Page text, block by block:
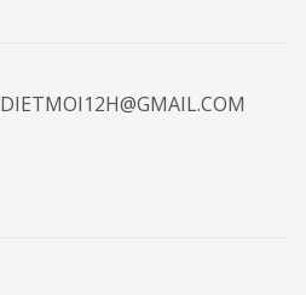
DIETMOI12H@GMAIL.COM